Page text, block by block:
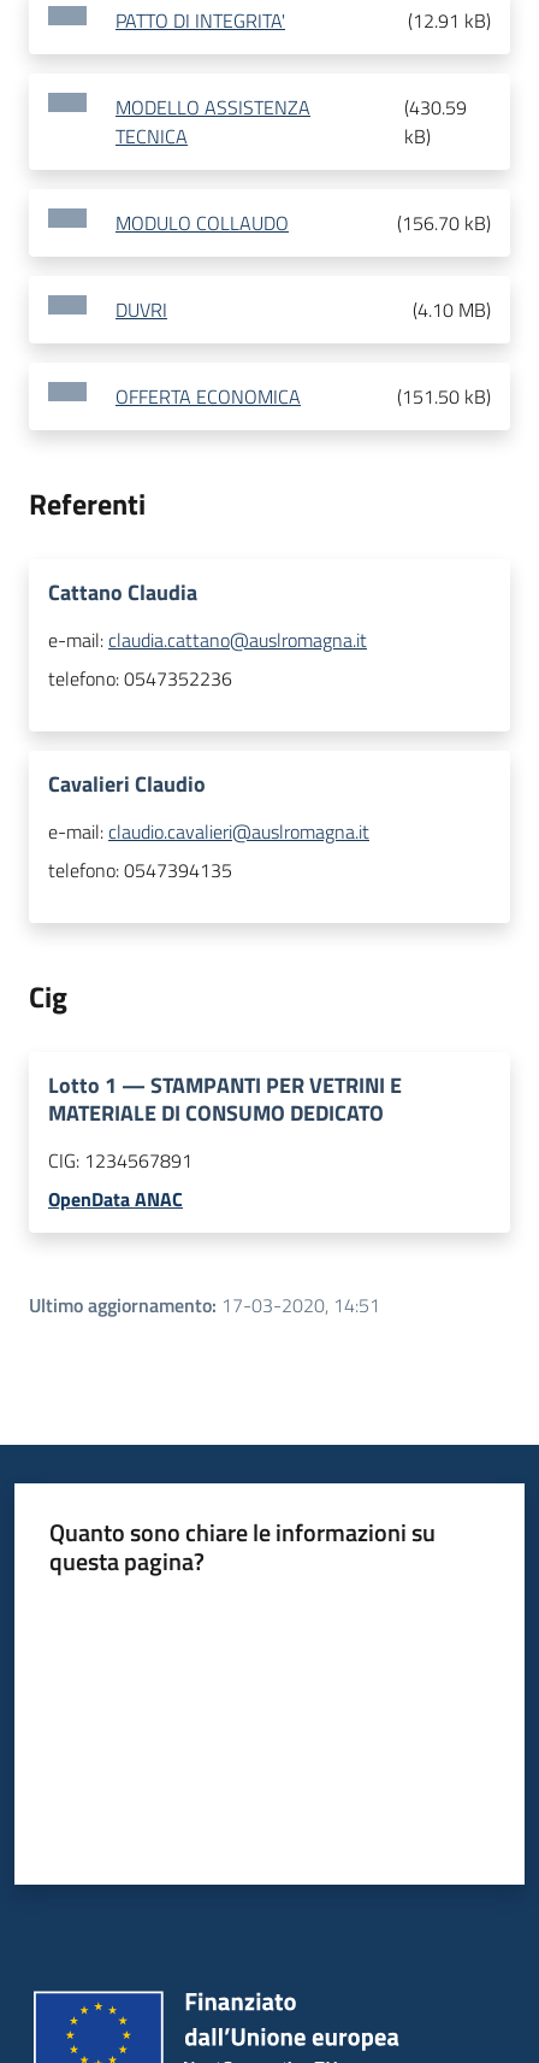
PATTO DI INTEGRITA' (12.91 kB)
MODELLO ASSISTENZA
TECNICA
(430.59
kB)
MODULO COLLAUDO (156.70 kB)
DUVRI (4.10 MB)
OFFERTA ECONOMICA (151.50 kB)
Referenti
Cattano Claudia
e-mail:claudia.cattano@auslromagna.it
telefono:0547352236
Cavalieri Claudio
e-mail:claudio.cavalieri@auslromagna.it
telefono:0547394135
Cig
Lotto 1 —STAMPANTI PER VETRINI E
MATERIALE DI CONSUMO DEDICATO
CIG: 1234567891
OpenData ANAC
Ultimo aggiornamento: 17-03-2020, 14:51
Quanto sono chiare le informazioni su
questa pagina?